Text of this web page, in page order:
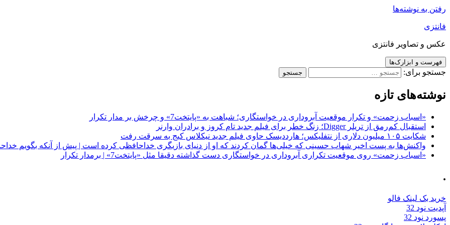
رفتن به نوشته‌ها
فانتزی
عکس و تصاویر فانتزی
فهرست و ابزارک‌ها
جستجو برای:
نوشته‌های تازه
«اسباب زحمت» و تکرار موقعیت آبروداری در خواستگاری؛ شباهت به «پایتخت7» و چرخش بر مدار تکرار
استقبال کم‌رمق از تریلر Digger؛ زنگ خطر برای فیلم جدید تام کروز و برادران وارنر
شکایت ۱۰۵ میلیون دلاری از نتفلیکس؛ هارددیسک حاوی فیلم جدید نیکلاس کیج به سرقت رفت
واکنش‌ها به پست اخیر شهاب حسینی که خیلی‌ها گمان کردند که او از دنیای بازیگری خداحافظی کرده است | پیش از آنکه بگویم
«اسباب زحمت» روی موقعیت تکراری آبروداری در خواستگاری دست گذاشته دقیقا مثل «پایتخت7» | برمدار تکرار
.
خرید بک لینک فالو
آپدیت نود 32
پسورد نود 32